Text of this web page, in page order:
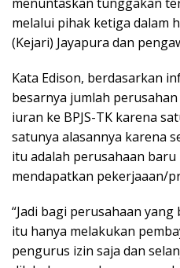
melalui pihak ketiga dalam
(Kejari) Jayapura dan
Kata Edison, berdasarkan
besarnya jumlah
iuran ke BPJS-TK karena
satunya alasannya karena
itu adalah perusahaan
mendapatkan pekerjaaan/
“Jadi bagi perusahaan
itu hanya melakukan
pengurus izin saja dan